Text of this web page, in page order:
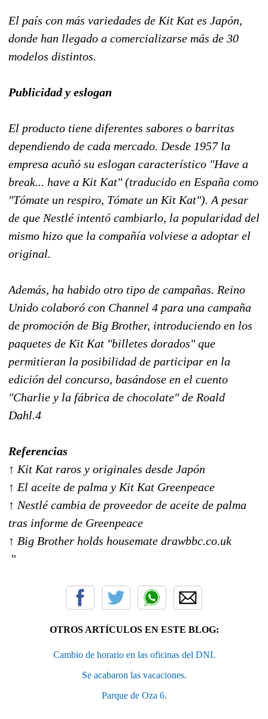
El país con más variedades de Kit Kat es Japón,
donde han llegado a comercializarse más de 30
modelos distintos.
Publicidad y eslogan
El producto tiene diferentes sabores o barritas
dependiendo de cada mercado. Desde 1957 la
empresa acuñó su eslogan característico "Have a
break... have a Kit Kat" (traducido en España como
"Tómate un respiro, Tómate un Kit Kat"). A pesar
de que Nestlé intentó cambiarlo, la popularidad del
mismo hizo que la compañía volviese a adoptar el
original.
Además, ha habido otro tipo de campañas. Reino
Unido colaboró con Channel 4 para una campaña
de promoción de Big Brother, introduciendo en los
paquetes de Kit Kat "billetes dorados" que
permitieran la posibilidad de participar en la
edición del concurso, basándose en el cuento
"Charlie y la fábrica de chocolate" de Roald
Dahl.4
Referencias
↑ Kit Kat raros y originales desde Japón
↑ El aceite de palma y Kit Kat Greenpeace
↑ Nestlé cambia de proveedor de aceite de palma
tras informe de Greenpeace
↑ Big Brother holds housemate drawbbc.co.uk
"
OTROS ARTÍCULOS EN ESTE BLOG:
Cambio de horario en las oficinas del DNI.
Se acabaron las vacaciones.
Parque de Oza 6.